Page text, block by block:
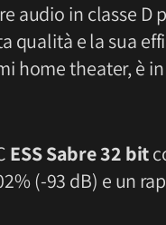
audio in classe D
qualità e la sua
home theater, è
ESS Sabre 32 bit
(-93 dB) e un